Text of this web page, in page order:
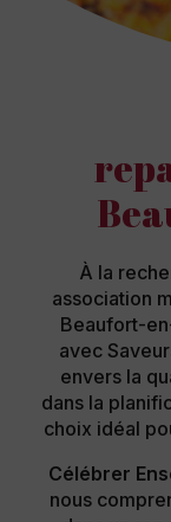
À la
association
Beaufort-
avec
envers la
dans la
choix idéal
Célébrer
nous